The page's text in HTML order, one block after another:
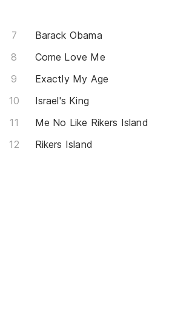
Barack Obama
Come Love Me
Exactly My Age
Israel's King
Me No Like Rikers Island
Rikers Island